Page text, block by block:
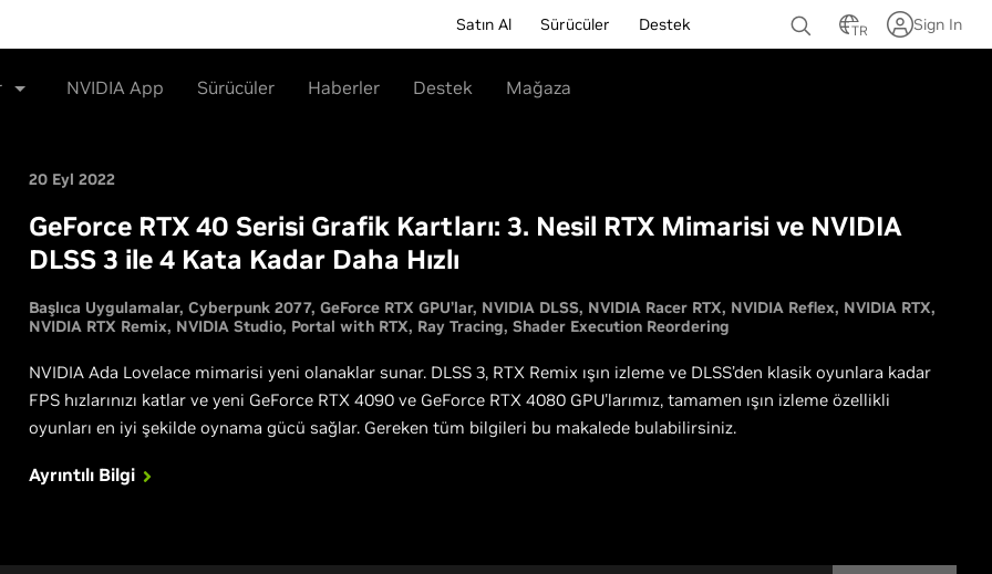
Satın Al Sürücüler Destek TR Sign In
NVIDIA App Sürücüler Haberler Destek Mağaza
20 Eyl 2022
GeForce RTX 40 Serisi Grafik Kartları: 3. Nesil RTX Mimarisi ve NVIDIA
DLSS 3 ile 4 Kata Kadar Daha Hızlı
Başlıca Uygulamalar Cyberpunk 2077 GeForce RTX GPU’lar NVIDIA DLSS NVIDIA Racer RTX NVIDIA Reflex NVIDIA RTX
NVIDIA RTX Remix NVIDIA Studio Portal with RTX Ray Tracing Shader Execution Reordering
NVIDIA Ada Lovelace mimarisi yeni olanaklar sunar. DLSS 3, RTX Remix ışın izleme ve DLSS’den klasik oyunlara kadar
FPS hızlarınızı katlar ve yeni GeForce RTX 4090 ve GeForce RTX 4080 GPU'larımız, tamamen ışın izleme özellikli
oyunları en iyi şekilde oynama gücü sağlar. Gereken tüm bilgileri bu makalede bulabilirsiniz.
Ayrıntılı Bilgi